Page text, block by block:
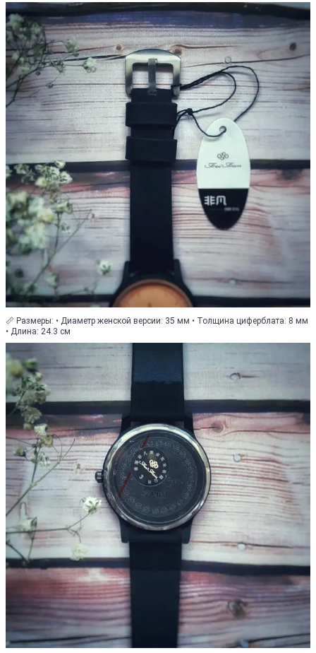
📏 Размеры: • Диаметр женской версии: 35 мм • Толщина циферблата: 8 мм
• Длина: 24.3 см